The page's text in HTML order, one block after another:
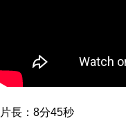
片長：8分45秒